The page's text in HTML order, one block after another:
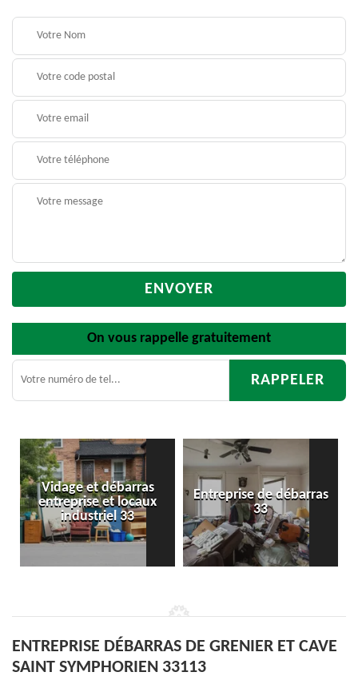
On vous rappelle gratuitement
Entreprise de débarras
33
Débarras
d'appartement 33
ENTREPRISE DÉBARRAS DE GRENIER ET CAVE
SAINT SYMPHORIEN 33113